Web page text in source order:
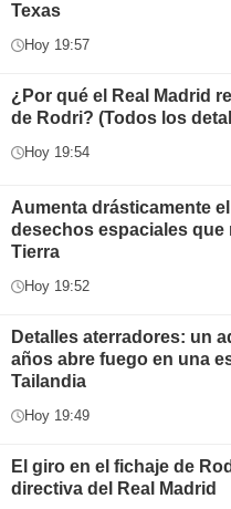
Texas
Hoy 19:57
¿Por qué el Real Madrid
de Rodri? (Todos los
Hoy 19:54
Aumenta drásticamente
desechos espaciales que
Tierra
Hoy 19:52
Detalles aterradores: un
años abre fuego en una
Tailandia
Hoy 19:49
El giro en el fichaje de
directiva del Real Madrid